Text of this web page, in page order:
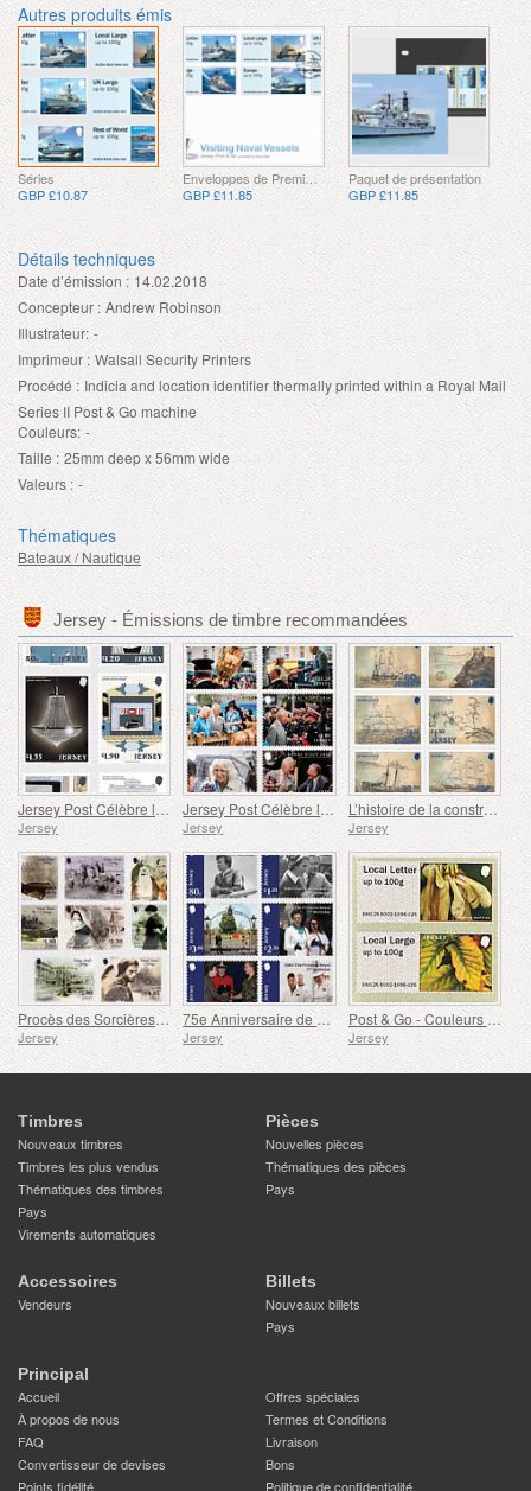
Autres produits émis
Séries
GBP £10.87
GBP £11.85
Paquet de présentation
GBP £11.85
Détails techniques
Date d’émission : 14.02.2018
Concepteur : Andrew Robinson
Illustrateur: -
Imprimeur : Walsall Security Printers
Procédé : Indicia and location identifier thermally printed within a Royal Mail
Series II Post & Go machine
Couleurs: -
Taille : 25mm deep x 56mm wide
Valeurs : -
Thématiques
Bateaux / Nautique
Jersey - Émissions de timbre recommandées
Jersey Post Célèbre les 125 Ans de l'Opéra
Jersey
Jersey Post Célèbre l'anniversaire de la Visite Royale
Jersey
L’histoire de la construction navale à Jersey
Jersey
Procès des Sorcières de Jersey
Jersey
75e Anniversaire de SAR la Princesse Royale
Jersey
Post & Go - Couleurs d'automne
Jersey
Timbres
Nouveaux timbres
Timbres les plus vendus
Thématiques des timbres
Pays
Virements automatiques
Pièces
Nouvelles pièces
Thématiques des pièces
Pays
Accessoires
Vendeurs
Billets
Nouveaux billets
Pays
Principal
Accueil
Offres spéciales
À propos de nous
Termes et Conditions
FAQ
Livraison
Convertisseur de devises
Bons
Points fidélité
Politique de confidentialité